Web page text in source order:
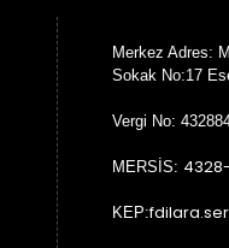
Merkez Adres:
Sokak No:17
Vergi No:
MERSİS:
KEP: